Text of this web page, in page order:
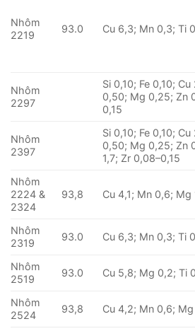
Nhôm
2219
93.0 Cu 6,3; Mn 0,3; Ti
Nhôm
2297
Si 0,10; Fe 0,10;
0,50; Mg 0,25; Zn
0,15
Nhôm
2397
Si 0,10; Fe 0,10;
0,50; Mg 0,25; Zn
1,7; Zr 0,08–0,15
Nhôm
2224 &
2324
93,8 Cu 4,1; Mn 0,6; Mg
Nhôm
2319
93.0 Cu 6,3; Mn 0,3; Ti
Nhôm
2519
93.0 Cu 5,8; Mg 0,2; Ti
Nhôm
2524
93,8 Cu 4,2; Mn 0,6; Mg